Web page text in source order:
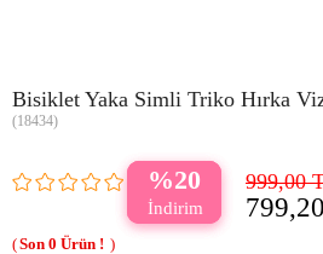
Bisiklet Yaka Simli Triko Hırka
(18434)
20 999,00
0